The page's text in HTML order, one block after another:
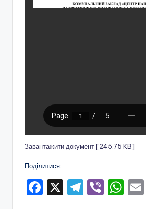
а
п
т
і
о
Завантажити документ [245.75 KB]
Поділитися:
F
X
T
Vi W